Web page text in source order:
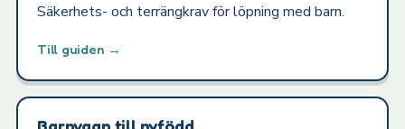
Säkerhets- och terrängkrav för löpning med barn.
Till guiden →